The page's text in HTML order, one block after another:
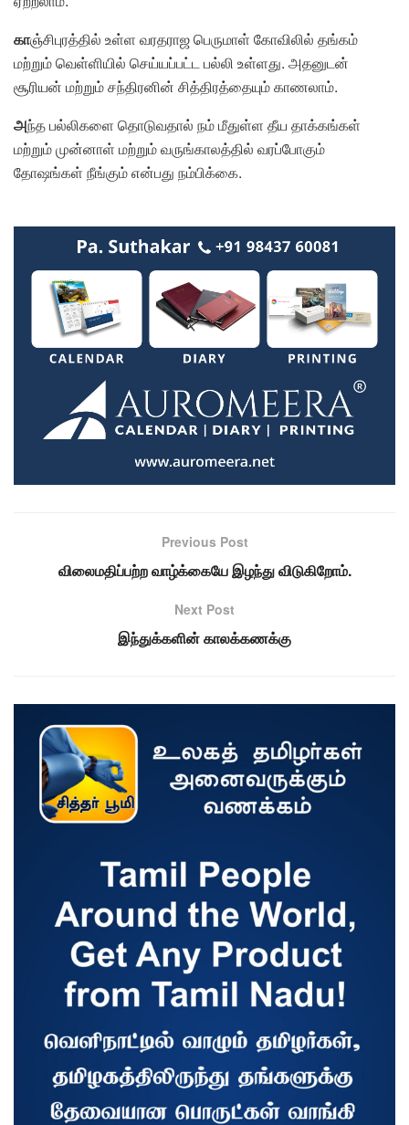
காஞ்சிபுரத்தில் உள்ள வரதராஜ பெருமாள் கோவிலில் தங்கம்
மற்றும் வெள்ளியில் செய்யப்பட்ட பல்லி உள்ளது. அதனுடன்
சூரியன் மற்றும் சந்திரனின் சித்திரத்தையும் காணலாம்.
அந்த பல்லிகளை தொடுவதால் நம் மீதுள்ள தீய தாக்கங்கள்
மற்றும் முன்னாள் மற்றும் வருங்காலத்தில் வரப்போகும்
தோஷங்கள் நீங்கும் என்பது நம்பிக்கை.
Previous Post
விலைமதிப்பற்ற வாழ்க்கையே இழந்து விடுகிறோம்.
Next Post
இந்துக்களின் காலக்கணக்கு